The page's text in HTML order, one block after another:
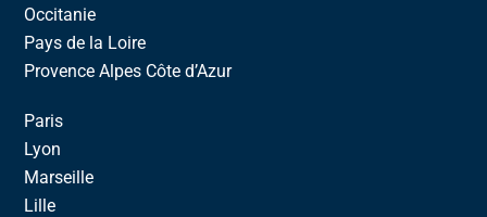
Occitanie
Pays de la Loire
Provence Alpes Côte d’Azur
Paris
Lyon
Marseille
Lille